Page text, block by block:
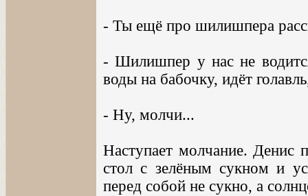
- Ты ещё про шилишпера
- Шилишпер у нас не
воды на бабочку, идёт
- Ну, молчи...
Наступает молчание. Денис
стол с зелёным сукном и
перед собой не сукно, а